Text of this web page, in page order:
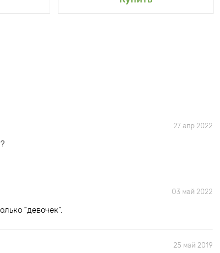
27 апр 2022
03 май 2022
"девочек".
25 май 2019